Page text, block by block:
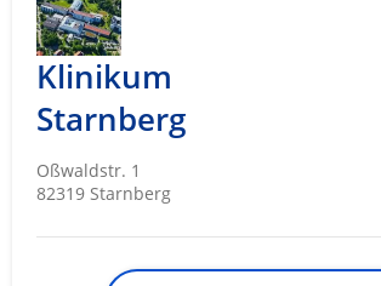
Klinikum
Starnberg
Oßwaldstr. 1
82319 Starnberg